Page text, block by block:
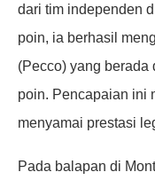
dari tim independen
poin, ia berhasil
(Pecco) yang
poin. Pencapaian ini
menyamai prestasi
Pada balapan di